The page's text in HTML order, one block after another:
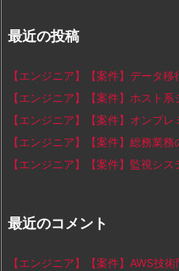
最近の投稿
【エンジニア】【案件】データ
【エンジニア】【案件】ホスト系
【エンジニア】【案件】オンプ
【エンジニア】【案件】総務業務
【エンジニア】【案件】監視シ
最近のコメント
【エンジニア】【案件】AWS技